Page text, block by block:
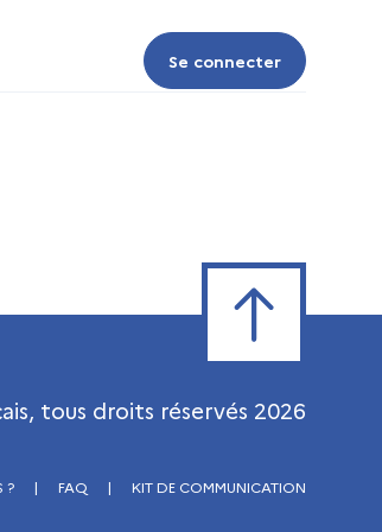
Se connecter
Se connecter
tous droits réservés 2026
? | FAQ | KIT DE COMMUNICATION